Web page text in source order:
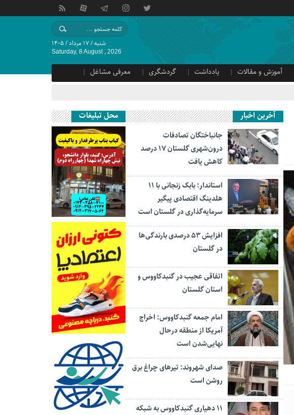
شنبه / ۱۷ مرداد / ۱۴۰۵
Saturday, 8 August , 2026
آموزش و مقالات یادداشت گردشگری
معرفی مشاغل
آخرین اخبار
جانباختگان تصادفات
درون‌شهری گلستان ۱۷ درصد
کاهش یافت
استاندار: بابک زنجانی با ۱۱
هلدینگ اقتصادی پیگیر
سرمایه‌گذاری در گلستان است
افزایش ۵۳ درصدی بارندگی‌ها
در گلستان
اتفاقی عجیب در‌ گنبدکاووس و
استان گلستان
امام جمعه گنبدکاووس: اخراج
آمریکا از منطقه درحال
نهایی‌شدن است
صدای شهروند: تیرهای چراغ برق
روشن است
۱۱ دهیاری گنبدکاووس به شبکه
محل تبلیغات